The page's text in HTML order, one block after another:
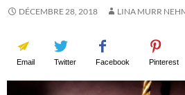
DÉCEMBRE 28, 2018 LINA MURR
Email Twitter Facebook Pinterest